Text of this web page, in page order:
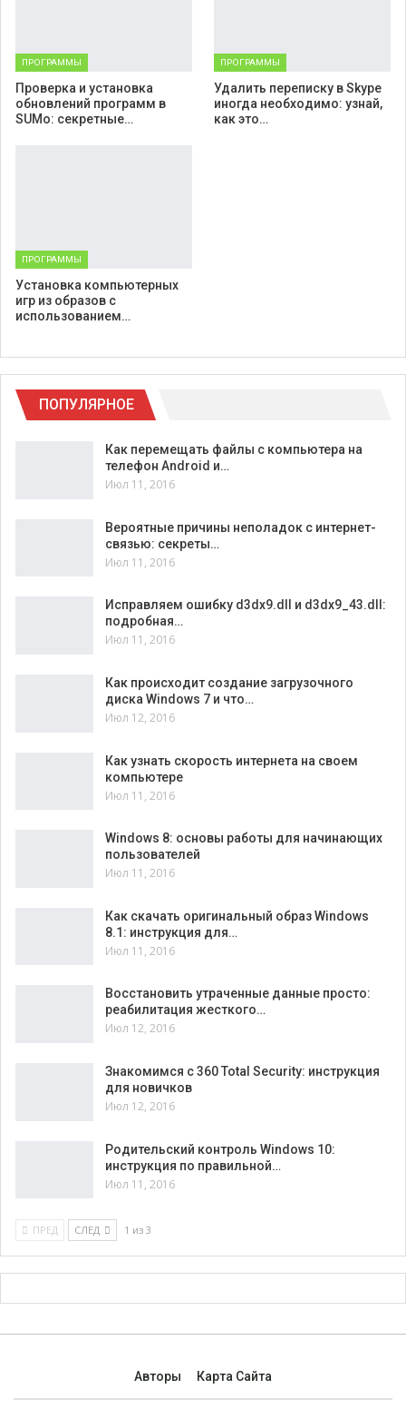
ПРОГРАММЫ
Проверка и установка
обновлений программ в
SUMo: секретные…
ПРОГРАММЫ
Удалить переписку в Skype
иногда необходимо: узнай,
как это…
ПРОГРАММЫ
Установка компьютерных
игр из образов с
использованием…
ПОПУЛЯРНОЕ
Как перемещать файлы с компьютера на
телефон Android и…
Июл 11, 2016
Вероятные причины неполадок с интернет-
связью: секреты…
Июл 11, 2016
Исправляем ошибку d3dx9.dll и d3dx9_43.dll:
подробная…
Июл 11, 2016
Как происходит создание загрузочного
диска Windows 7 и что…
Июл 12, 2016
Как узнать скорость интернета на своем
компьютере
Июл 11, 2016
Windows 8: основы работы для начинающих
пользователей
Июл 11, 2016
Как скачать оригинальный образ Windows
8.1: инструкция для…
Июл 11, 2016
Восстановить утраченные данные просто:
реабилитация жесткого…
Июл 12, 2016
Знакомимся с 360 Total Security: инструкция
для новичков
Июл 12, 2016
Родительский контроль Windows 10:
инструкция по правильной…
Июл 11, 2016
ПРЕД СЛЕД 1 из 3
Авторы Карта Сайта